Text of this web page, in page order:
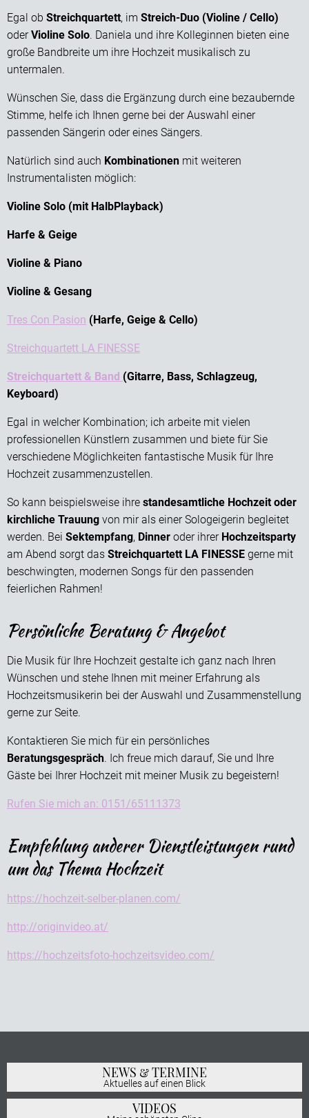
Egal ob Streichquartett, im Streich-Duo (Violine / Cello)
oderVioline Solo. Daniela und ihre Kolleginnen bieten eine
große Bandbreite um ihre Hochzeit musikalisch zu
untermalen.
Wünschen Sie, dass die Ergänzung durch eine bezaubernde
Stimme, helfe ich Ihnen gerne bei der Auswahl einer
passenden Sängerin oder eines Sängers.
Natürlich sind auch Kombinationen mit weiteren
Instrumentalisten möglich:
Violine Solo (mit HalbPlayback)
Harfe & Geige
Violine & Piano
Violine & Gesang
Tres Con Pasion (Harfe, Geige & Cello)
Streichquartett LA FINESSE
Streichquartett & Band (Gitarre, Bass, Schlagzeug,
Keyboard)
Egal in welcher Kombination; ich arbeite mit vielen
professionellen Künstlern zusammen und biete für Sie
verschiedene Möglichkeiten fantastische Musik für Ihre
Hochzeit zusammenzustellen.
So kann beispielsweise ihre standesamtliche Hochzeit oder
kirchliche Trauung von mir als einer Sologeigerin begleitet
werden. Bei Sektempfang, Dinner oder ihrer Hochzeitsparty
am Abend sorgt das Streichquartett LA FINESSE gerne mit
beschwingten, modernen Songs für den passenden
feierlichen Rahmen!
Persönliche Beratung & Angebot
Die Musik für Ihre Hochzeit gestalte ich ganz nach Ihren
Wünschen und stehe Ihnen mit meiner Erfahrung als
Hochzeitsmusikerin bei der Auswahl und Zusammenstellung
gerne zur Seite.
Kontaktieren Sie mich für ein persönliches
Beratungsgespräch. Ich freue mich darauf, Sie und Ihre
Gäste bei Ihrer Hochzeit mit meiner Musik zu begeistern!
Rufen Sie mich an: 0151/65111373
Empfehlung anderer Dienstleistungen rund
um das Thema Hochzeit
https://hochzeit-selber-planen.com/
http://originvideo.at/
https://hochzeitsfoto-hochzeitsvideo.com/
NEWS & TERMINE
Aktuelles auf einen Blick
VIDEOS